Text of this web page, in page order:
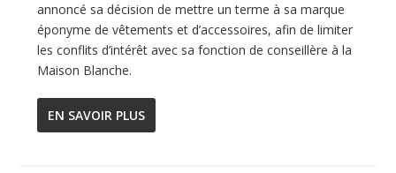
annoncé sa décision de mettre un terme à sa marque
éponyme de vêtements et d’accessoires, afin de limiter
les conflits d’intérêt avec sa fonction de conseillère à la
Maison Blanche.
EN SAVOIR PLUS